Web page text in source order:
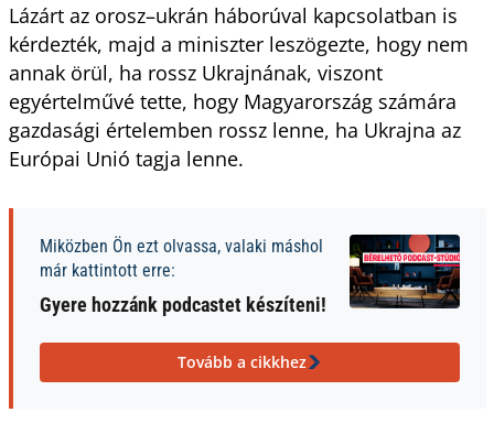
Lázárt az orosz–ukrán háborúval kapcsolatban is
kérdezték, majd a miniszter leszögezte, hogy nem
annak örül, ha rossz Ukrajnának, viszont
egyértelművé tette, hogy Magyarország számára
gazdasági értelemben rossz lenne, ha Ukrajna az
Európai Unió tagja lenne.
Miközben Ön ezt olvassa, valaki máshol
már kattintott erre:
Gyere hozzánk podcastet készíteni!
Tovább a cikkhez